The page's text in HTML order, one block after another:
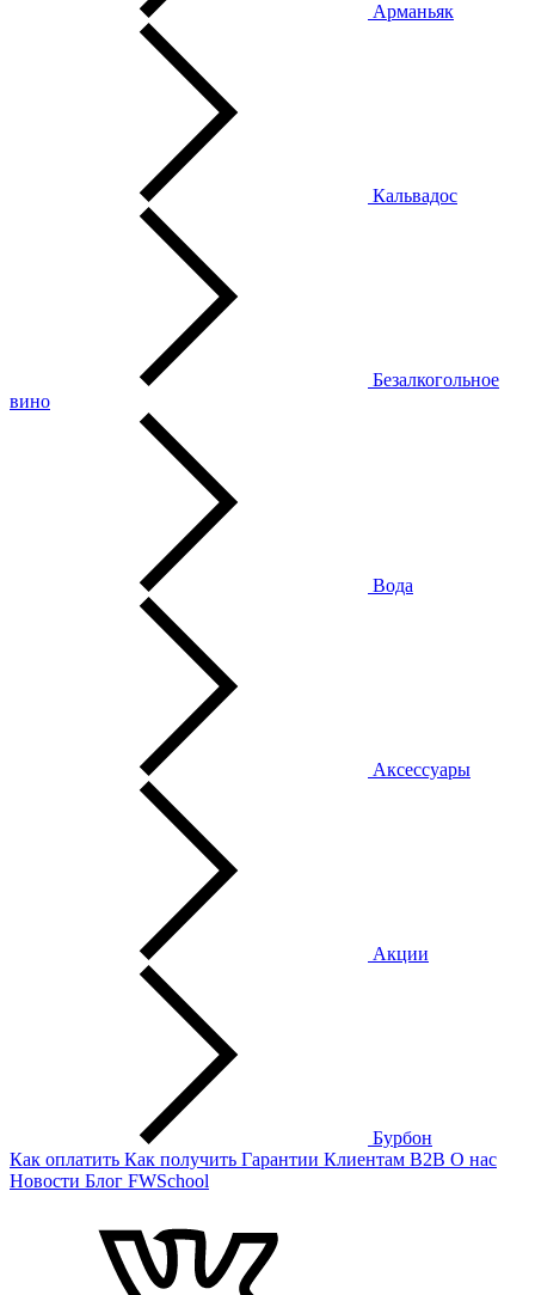
Арманьяк
Кальвадос
Безалкогольное
вино
Вода
Аксессуары
Акции
Бурбон
Как оплатить Как получить Гарантии Клиентам B2B О нас
Новости Блог FWSchool